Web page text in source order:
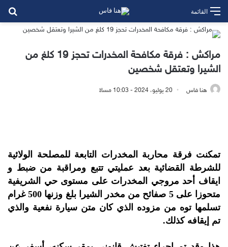
القائمة
مراكش : فرقة مكافحة المخدرات تحجز 19 كلغ من
الشيرا وتعتقل شخصين
هنا فاس 20 يوليو، 2024 - 10:03 مساءً
تمكنت فرقة محاربة المخدرات التابعة للمصلحة الولائية
للشرطة القضائية بعد عمليتي تتبع ومراقبة من ضبط و
ايقاف أحد مروجي المخدرات على مستوى حي الشريفية
متحوزا على 5 صفائح من مخدر الشيرا بلغ وزنها 500 غرام
تسلمها توه من مزوده الذي كان متن سيارة نفعية والذي
تم إيقافه كذلك.